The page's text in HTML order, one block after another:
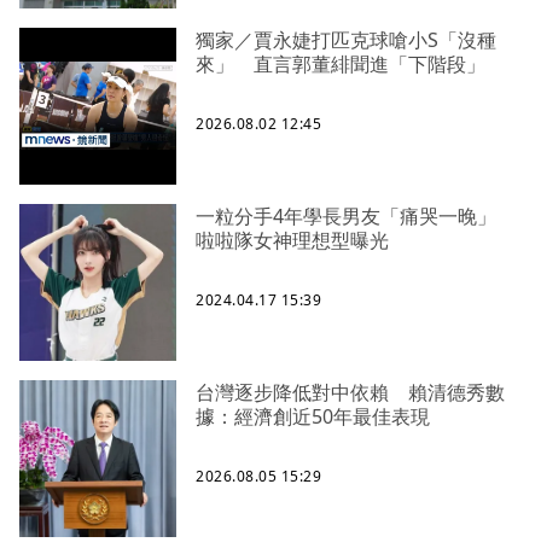
獨家／賈永婕打匹克球嗆小S「沒種
來」 直言郭董緋聞進「下階段」
2026.08.02 12:45
一粒分手4年學長男友「痛哭一晚」
啦啦隊女神理想型曝光
2024.04.17 15:39
台灣逐步降低對中依賴 賴清德秀數
據：經濟創近50年最佳表現
2026.08.05 15:29